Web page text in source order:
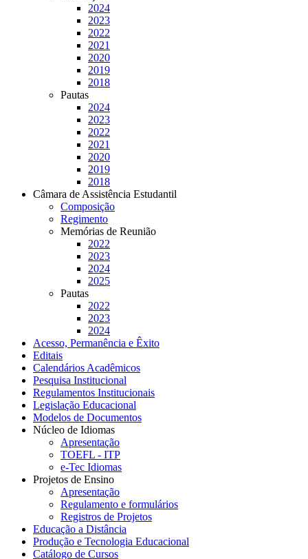
2024
2023
2022
2021
2020
2019
2018
Pautas
2024
2023
2022
2021
2020
2019
2018
Câmara de Assistência Estudantil
Composição
Regimento
Memórias de Reunião
2022
2023
2024
2025
Pautas
2022
2023
2024
Acesso, Permanência e Êxito
Editais
Calendários Acadêmicos
Pesquisa Institucional
Regulamentos Institucionais
Legislação Educacional
Modelos de Documentos
Núcleo de Idiomas
Apresentação
TOEFL - ITP
e-Tec Idiomas
Projetos de Ensino
Apresentação
Regulamento e formulários
Registros de Projetos
Educação a Distância
Produção e Tecnologia Educacional
Catálogo de Cursos